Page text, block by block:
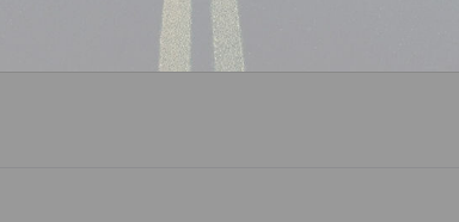
Über WhatsApp anfragen